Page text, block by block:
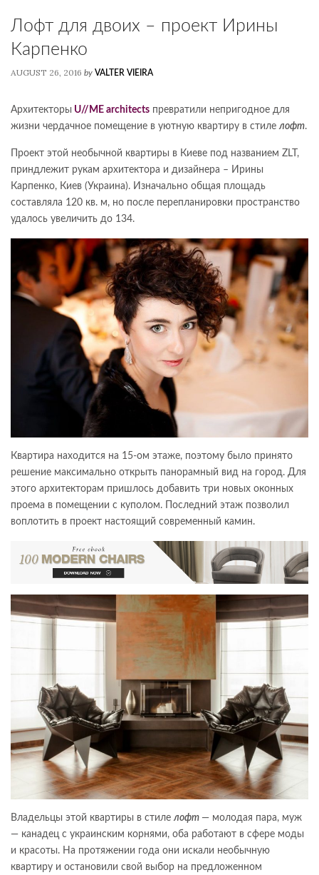
Лофт для двоих – проект Ирины
Карпенко
AUGUST 26, 2016 by VALTER VIEIRA
Архитекторы U//ME architects превратили непригодное для
жизни чердачное помещение в уютную квартиру в стилелофт.
Проект этой необычной квартиры в Киеве под названием ZLT,
приндлежит рукам архитектора и дизайнера – Ирины
Карпенко, Киев (Украина). Изначально общая площадь
составляла 120 кв. м, но после перепланировки пространство
удалось увеличить до 134.
Квартира находится на 15-ом этаже, поэтому было принято
решение максимально открыть панорамный вид на город. Для
этого архитекторам пришлось добавить три новых оконных
проема в помещении с куполом. Последний этаж позволил
воплотить в проект настоящий современный камин.
Владельцы этой квартиры в стилелофт — молодая пара, муж
— канадец с украинским корнями, оба работают в сфере моды
и красоты. На протяжении года они искали необычную
квартиру и остановили свой выбор на предложенном